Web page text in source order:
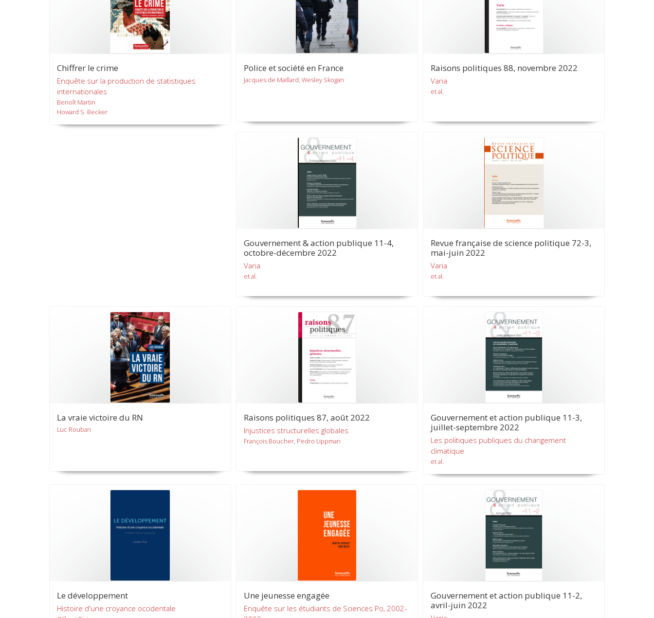
Chiffrer le crime
Enquête sur la production de statistiques
internationales
Benoît Martin
Howard S. Becker
Police et société en France
Jacques de Maillard, Wesley Skogan
Raisons politiques 88, novembre 2022
Varia
et al.
Gouvernement & action publique 11-4,
octobre-décembre 2022
Varia
et al.
Revue française de science politique 72-3,
mai-juin 2022
Varia
et al.
La vraie victoire du RN
Luc Rouban
Raisons politiques 87, août 2022
Injustices structurelles globales
François Boucher, Pedro Lippman
Gouvernement et action publique 11-3,
juillet-septembre 2022
Les politiques publiques du changement
climatique
et al.
Le développement
Histoire d'une croyance occidentale
Une jeunesse engagée
Enquête sur les étudiants de Sciences Po, 2002-
Gouvernement et action publique 11-2,
avril-juin 2022